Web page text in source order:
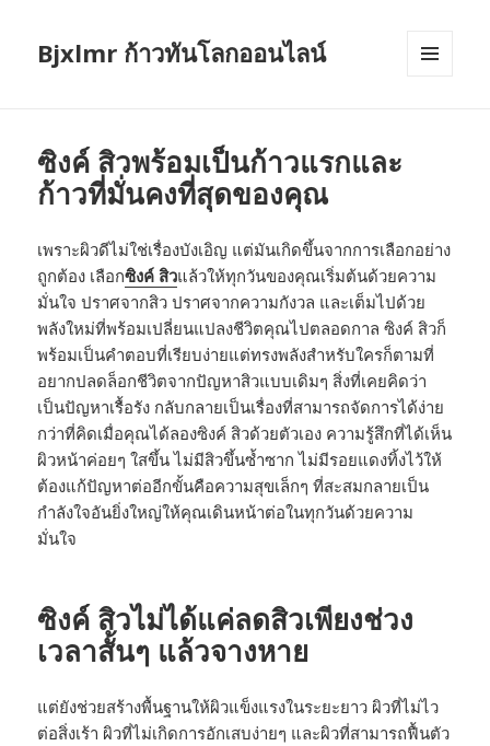
Bjxlmr ก้าวทันโลกออนไลน์
ซิงค์ สิวพร้อมเป็นก้าวแรกและ
ก้าวที่มั่นคงที่สุดของคุณ
เพราะผิวดีไม่ใช่เรื่องบังเอิญ แต่มันเกิดขึ้นจากการเลือกอย่าง
ถูกต้อง เลือกซิงค์ สิวแล้วให้ทุกวันของคุณเริ่มต้นด้วยความ
มั่นใจ ปราศจากสิว ปราศจากความกังวล และเต็มไปด้วย
พลังใหม่ที่พร้อมเปลี่ยนแปลงชีวิตคุณไปตลอดกาล ซิงค์ สิวก็
พร้อมเป็นคำตอบที่เรียบง่ายแต่ทรงพลังสำหรับใครก็ตามที่
อยากปลดล็อกชีวิตจากปัญหาสิวแบบเดิมๆ สิ่งที่เคยคิดว่า
เป็นปัญหาเรื้อรัง กลับกลายเป็นเรื่องที่สามารถจัดการได้ง่าย
กว่าที่คิดเมื่อคุณได้ลองซิงค์ สิวด้วยตัวเอง ความรู้สึกที่ได้เห็น
ผิวหน้าค่อยๆ ใสขึ้น ไม่มีสิวขึ้นซ้ำซาก ไม่มีรอยแดงทิ้งไว้ให้
ต้องแก้ปัญหาต่ออีกขั้นคือความสุขเล็กๆ ที่สะสมกลายเป็น
กำลังใจอันยิ่งใหญ่ให้คุณเดินหน้าต่อในทุกวันด้วยความ
มั่นใจ
ซิงค์ สิวไม่ได้แค่ลดสิวเพียงช่วง
เวลาสั้นๆ แล้วจางหาย
แต่ยังช่วยสร้างพื้นฐานให้ผิวแข็งแรงในระยะยาว ผิวที่ไม่ไว
ต่อสิ่งเร้า ผิวที่ไม่เกิดการอักเสบง่ายๆ และผิวที่สามารถฟื้นตัว